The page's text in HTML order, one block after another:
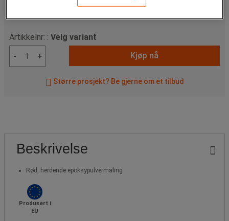
Artikkelnr: : Velg variant
-
+ Kjøp nå
Større prosjekt? Be gjerne om et tilbud
Beskrivelse
Rød, herdende epoksypulvermaling
Produsert i
EU